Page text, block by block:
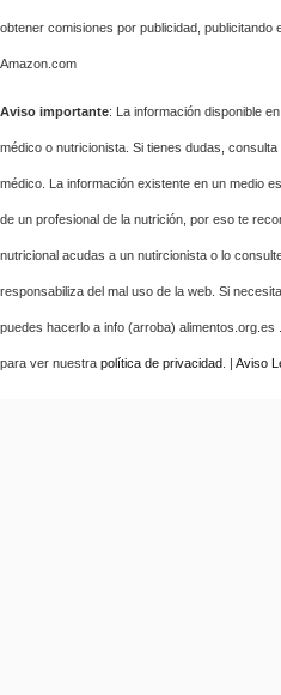
obtener comisiones por publicidad, publicitando
Amazon.com
Aviso importante: La información disponible
médico o nutricionista. Si tienes dudas,
médico. La información existente en un medio
de un profesional de la nutrición, por eso te
nutricional acudas a un nutircionista o lo
responsabiliza del mal uso de la web. Si
puedes hacerlo a info (arroba)
para ver nuestra política de privacidad . | Aviso